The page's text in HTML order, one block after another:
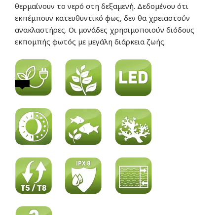
θερμαίνουν το νερό στη δεξαμενή. Δεδομένου ότι
εκπέμπουν κατευθυντικό φως, δεν θα χρειαστούν
ανακλαστήρες. Οι μονάδες χρησιμοποιούν διόδους
εκπομπής φωτός με μεγάλη διάρκεια ζωής.